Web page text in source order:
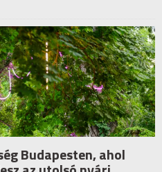
Budapesten, ahol